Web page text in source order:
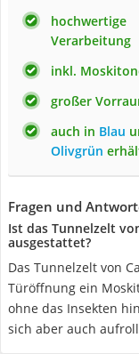
hochwertige
Verarbeitung
inkl.
großer
auch in Blau
Olivgrün
Fragen und
Ist das Tunnelzelt
ausgestattet?
Das Tunnelzelt von
Türöffnung ein
ohne das Insekten
sich aber auch